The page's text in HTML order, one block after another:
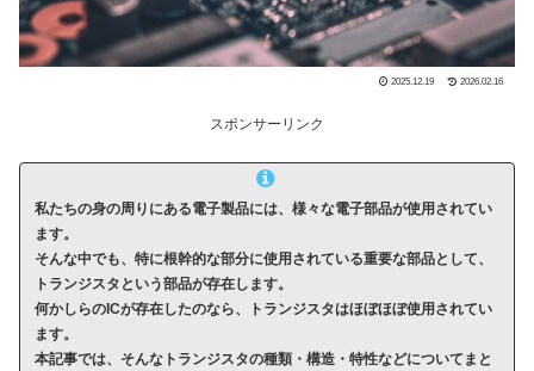
2025.12.19 2026.02.16
スポンサーリンク
私たちの身の周りにある電子製品には、様々な電子部品が使用されてい
ます。
そんな中でも、特に根幹的な部分に使用されている重要な部品として、
トランジスタという部品が存在します。
何かしらの ICが存在したのなら、トランジスタはほぼほぼ使用されてい
ます。
本記事では、そんなトランジスタの種類・構造・特性などについてまと